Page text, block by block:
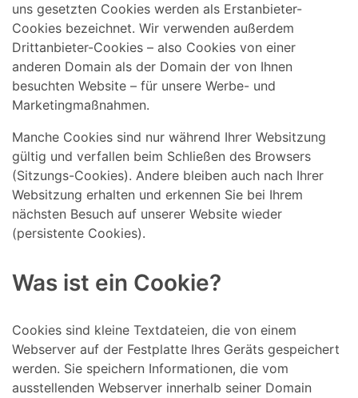
uns gesetzten Cookies werden als Erstanbieter-
Cookies bezeichnet. Wir verwenden außerdem
Drittanbieter-Cookies – also Cookies von einer
anderen Domain als der Domain der von Ihnen
besuchten Website – für unsere Werbe- und
Marketingmaßnahmen.
Manche Cookies sind nur während Ihrer Websitzung
gültig und verfallen beim Schließen des Browsers
(Sitzungs-Cookies). Andere bleiben auch nach Ihrer
Websitzung erhalten und erkennen Sie bei Ihrem
nächsten Besuch auf unserer Website wieder
(persistente Cookies).
Was ist ein Cookie?
Cookies sind kleine Textdateien, die von einem
Webserver auf der Festplatte Ihres Geräts gespeichert
werden. Sie speichern Informationen, die vom
ausstellenden Webserver innerhalb seiner Domain